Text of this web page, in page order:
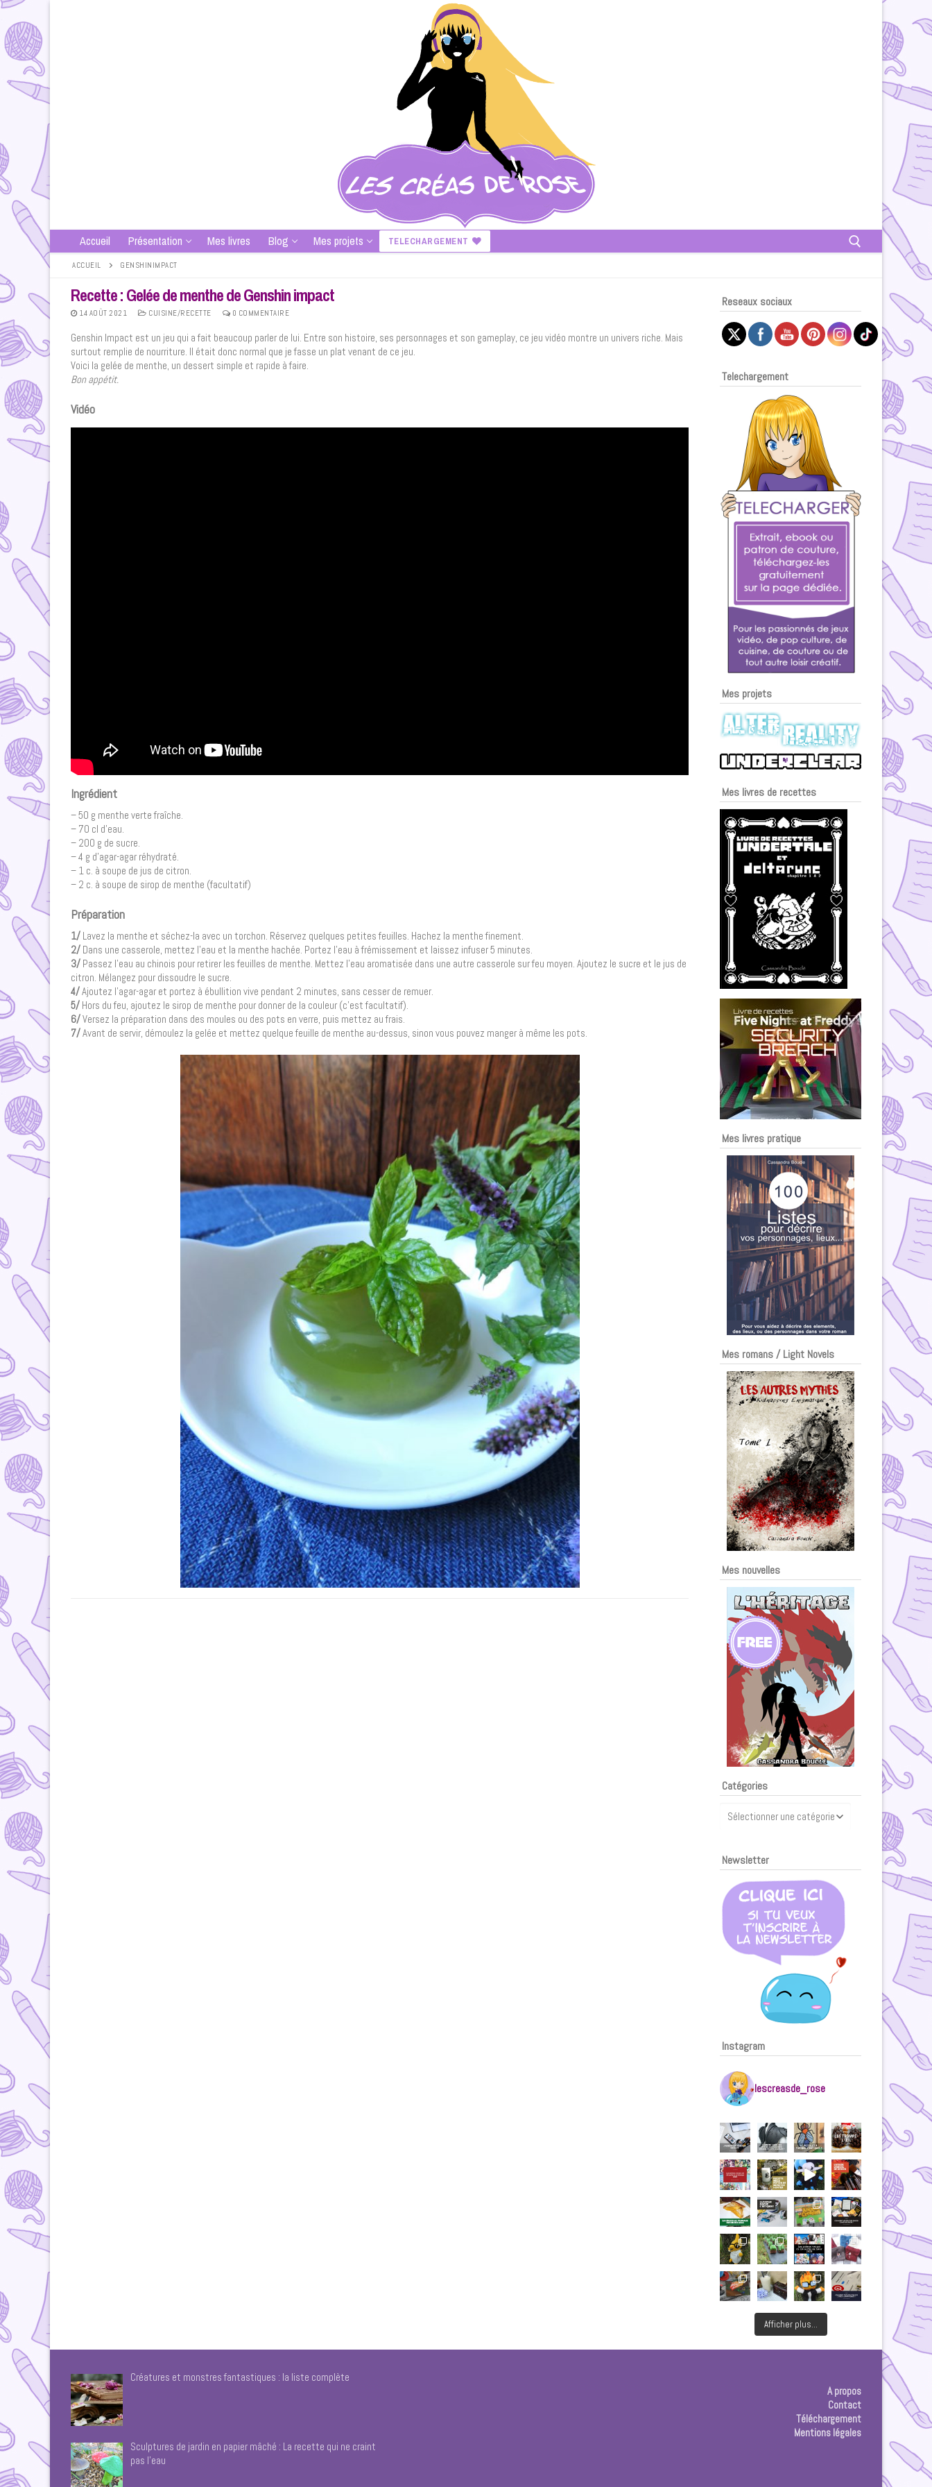
Accueil Présentation Mes livres Blog Mes projets TELECHARGEMENT
ACCUEIL GENSHINIMPACT
Recette : Gelée de menthe de Genshin impact
14 AOÛT 2021 CUISINE/RECETTE 0 COMMENTAIRE
Genshin Impact est un jeu qui a fait beaucoup parler de lui. Entre son histoire, ses personnages et son gameplay, ce jeu vidéo montre un univers riche. Mais
surtout remplie de nourriture. Il était donc normal que je fasse un plat venant de ce jeu.
Voici la gelée de menthe, un dessert simple et rapide à faire.
Bon appétit.
Vidéo
Ingrédient
– 50 g menthe verte fraîche.
– 70 cl d’eau.
– 200 g de sucre.
– 4 g d’agar-agar réhydraté.
– 1 c. à soupe de jus de citron.
– 2 c. à soupe de sirop de menthe (facultatif)
Préparation
1/ Lavez la menthe et séchez-la avec un torchon. Réservez quelques petites feuilles. Hachez la menthe finement.
2/ Dans une casserole, mettez l’eau et la menthe hachée. Portez l’eau à frémissement et laissez infuser 5 minutes.
3/ Passez l’eau au chinois pour retirer les feuilles de menthe. Mettez l’eau aromatisée dans une autre casserole sur feu moyen. Ajoutez le sucre et le jus de
citron. Mélangez pour dissoudre le sucre.
4/Ajoutez l’agar-agar et portez à ébullition vive pendant 2 minutes, sans cesser de remuer.
5/ Hors du feu, ajoutez le sirop de menthe pour donner de la couleur (c’est facultatif).
6/Versez la préparation dans des moules ou des pots en verre, puis mettez au frais.
7/Avant de servir, démoulez la gelée et mettez quelque feuille de menthe au-dessus, sinon vous pouvez manger à même les pots.
Reseaux sociaux
Telechargement
Mes projets
Mes livres de recettes
Mes livres pratique
Mes romans / Light Novels
Mes nouvelles
Catégories
Newsletter
Instagram
lescreasde_rose
Afficher plus...
Créatures et monstres fantastiques : la liste complète
Sculptures de jardin en papier mâché : La recette qui ne craint
pas l’eau
A propos
Contact
Téléchargement
Mentions légales